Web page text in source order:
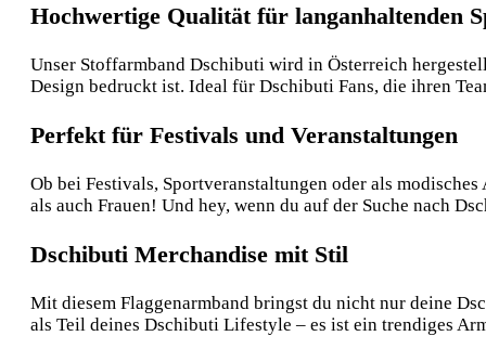
Hochwertige Qualität für langanhaltenden
Unser Stoffarmband Dschibuti wird in Österreich
Design bedruckt ist. Ideal für Dschibuti Fans, die ihren
Perfekt für Festivals und Veranstaltungen
Ob bei Festivals, Sportveranstaltungen oder als
als auch Frauen! Und hey, wenn du auf der Suche nach
Dschibuti Merchandise mit Stil
Mit diesem Flaggenarmband bringst du nicht nur deine
als Teil deines Dschibuti Lifestyle – es ist ein trendiges